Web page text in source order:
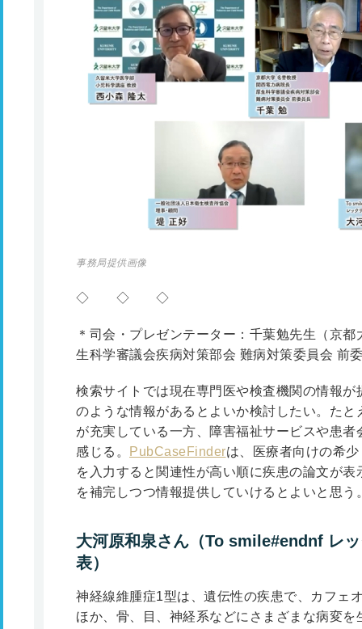
事務局提供画像
◇ ◇ ◇
＊司会・プレゼンテーター：千葉勉先生（京
生科学審議会疾病対策部会 難病対策委員会 前
検索サイトでは現在専門医や検査機関の情報
のような情報があるとよいか検討したい。たと
が充実している一方、障害福祉サービスや患
感じる。
PubCaseFinderは、医療者向けの希
を入力すると関連性が高い順に疾患の論文が
を補完しつつ情報提供していけるとよいと思う
大河原和泉さん（To smile#endnf レ
表）
神経線維腫症1型は、遺伝性の疾患で、カフェ
ほか、骨、目、神経系などにさまざまな病変